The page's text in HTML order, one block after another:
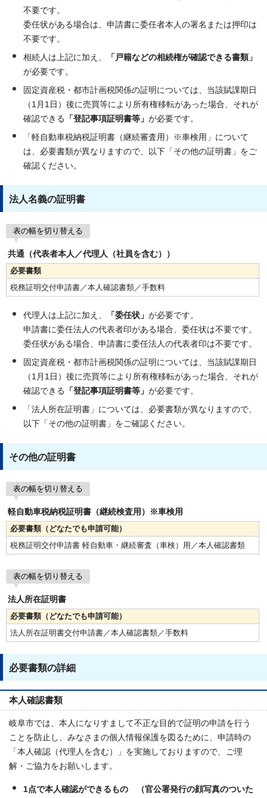
不要です。
委任状がある場合は、申請書に委任者本人の署名または押印は
不要です。
相続人は上記に加え、
「戸籍などの相続権が確認できる書類」
が必要です。
固定資産税・都市計画税関係の証明については、当該賦課期日
（1月1日）後に売買等により所有権移転があった場合、それが
確認できる
「登記事項証明書等」 が必要です。
「軽自動車税納税証明書（継続審査用）※車検用」について
は、必要書類が異なりますので、以下「その他の証明書」をご
確認ください。
法人名義の証明書
表の幅を切り替える
共通（代表者本人／代理人（社員を含む））
必要書類
税務証明交付申請書／本人確認書類／手数料
代理人は上記に加え、 「委任状」 が必要です。
申請書に委任法人の代表者印がある場合、委任状は不要です。
委任状がある場合、申請書に委任法人の代表者印は不要です。
固定資産税・都市計画税関係の証明については、当該賦課期日
（1月1日）後に売買等により所有権移転があった場合、それが
確認できる
「登記事項証明書等」 が必要です。
「法人所在証明書」については、必要書類が異なりますので、
以下「その他の証明書」をご確認ください。
その他の証明書
表の幅を切り替える
軽自動車税納税証明書（継続検査用）※車検用
必要書類（どなたでも申請可能）
税務証明交付申請書 軽自動車・継続審査（車検）用／本人確認書類
表の幅を切り替える
法人所在証明書
必要書類（どなたでも申請可能）
法人所在証明書交付申請書／本人確認書類／手数料
必要書類の詳細
本人確認書類
岐阜市では、本人になりすまして不正な目的で証明の申請を行う
ことを防止し、みなさまの個人情報保護を図るために、申請時の
「本人確認（代理人を含む）」を実施しておりますので、ご理
解・ご協力をお願いします。
1点で本人確認ができるもの （官公署発行の顔写真のついた